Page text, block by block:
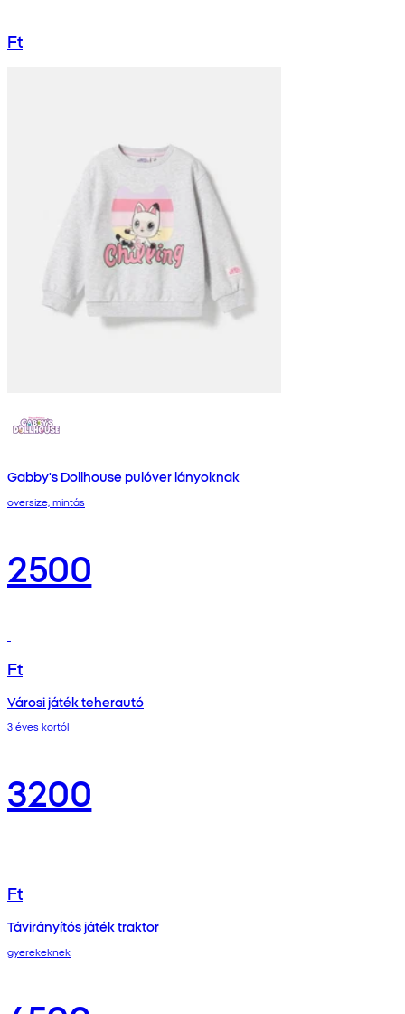
Ft
Gabby's Dollhouse pulóver lányoknak
oversize, mintás
2500
Ft
Városi játék teherautó
3 éves kortól
3200
Ft
Távirányítós játék traktor
gyerekeknek